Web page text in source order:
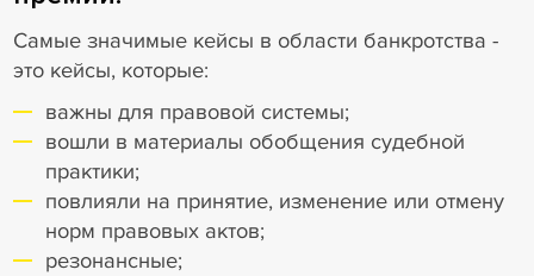
Самые значимые кейсы в области банкротства -
это кейсы, которые:
важны для правовой системы;
вошли в материалы обобщения судебной
практики;
повлияли на принятие, изменение или отмену
норм правовых актов;
резонансные;